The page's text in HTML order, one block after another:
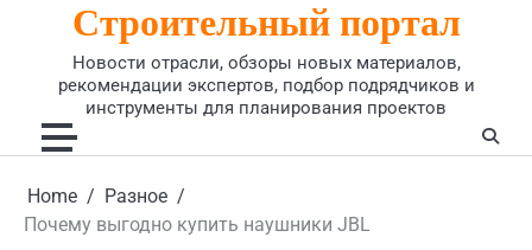
Строительный портал
Новости отрасли, обзоры новых материалов,
рекомендации экспертов, подбор подрядчиков и
инструменты для планирования проектов
Home
Разное
Почему выгодно купить наушники JBL